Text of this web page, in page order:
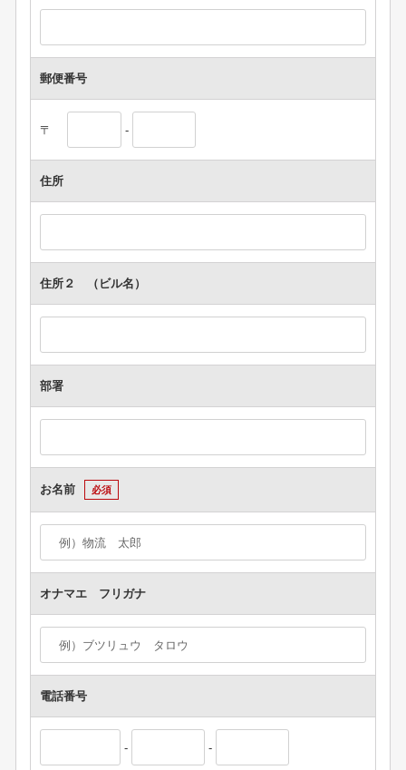
郵便番号
〒 -
住所
住所２ （ビル名）
部署
お名前 必須
オナマエ フリガナ
電話番号
- -